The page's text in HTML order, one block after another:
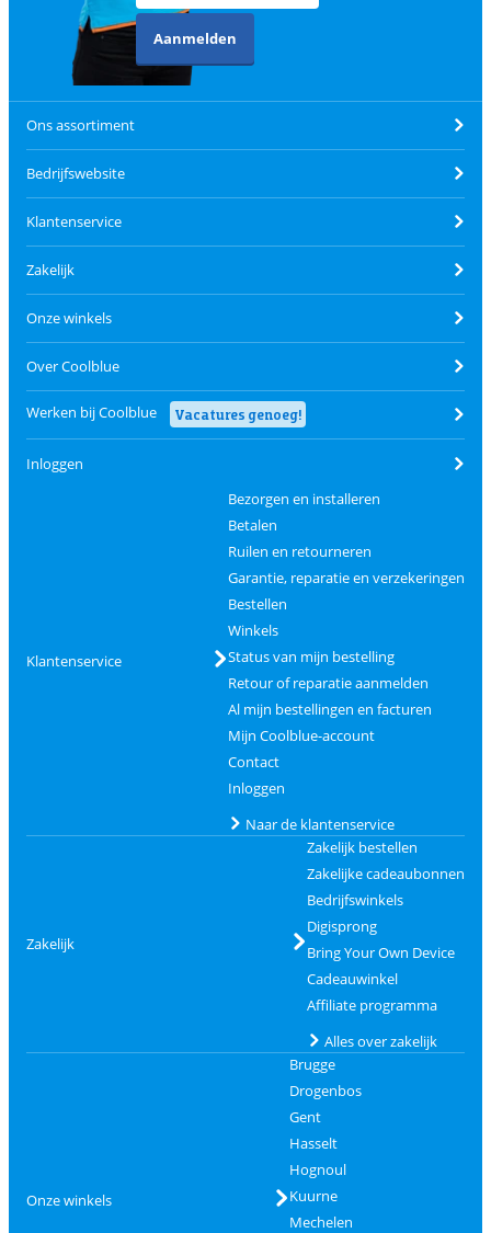
Aanmelden
Ons assortiment
Bedrijfswebsite
Klantenservice
Zakelijk
Onze winkels
Over Coolblue
Werken bij Coolblue Vacatures genoeg!
Inloggen
Klantenservice
Bezorgen en installeren
Betalen
Ruilen en retourneren
Garantie, reparatie en verzekeringen
Bestellen
Winkels
Status van mijn bestelling
Retour of reparatie aanmelden
Al mijn bestellingen en facturen
Mijn Coolblue-account
Contact
Inloggen
Naar de klantenservice
Zakelijk
Zakelijk bestellen
Zakelijke cadeaubonnen
Bedrijfswinkels
Digisprong
Bring Your Own Device
Cadeauwinkel
Affiliate programma
Alles over zakelijk
Onze winkels
Brugge
Drogenbos
Gent
Hasselt
Hognoul
Kuurne
Mechelen